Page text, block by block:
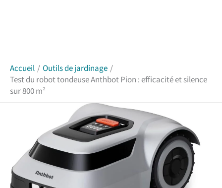
Accueil
Outils de jardinage
Test du robot tondeuse Anthbot Pion : efficacité et silence
sur 800 m²